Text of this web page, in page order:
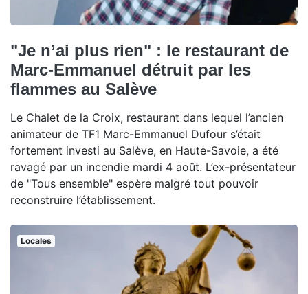
"Je n’ai plus rien" : le restaurant de
Marc-Emmanuel détruit par les
flammes au Salève
Le Chalet de la Croix, restaurant dans lequel l’ancien
animateur de TF1 Marc-Emmanuel Dufour s’était
fortement investi au Salève, en Haute-Savoie, a été
ravagé par un incendie mardi 4 août. L’ex-présentateur
de "Tous ensemble" espère malgré tout pouvoir
reconstruire l’établissement.
Locales